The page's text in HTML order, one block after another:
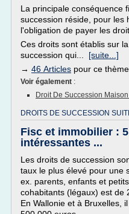
La principale conséquence
succession réside, pour les
l'obligation de payer les
Ces droits sont établis sur
succession qui... [suite...]
→ 46 Articles pour ce thème
Voir également :
Droit De Succession
DROITS DE SUCCESSION
Fisc et immobilier :
intéressantes ...
Les droits de succession
taux le plus élevé pour une
ex. parents, enfants et
cohabitants (légaux) est de
En Wallonie et à Bruxelles,